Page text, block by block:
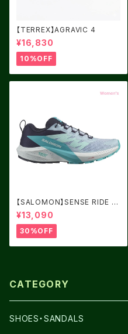
【TERREX】AGRAVIC 4
¥16,830
10%OFF
【SALOMON】SENSE RIDE 5
Women Cashmere Blue / C
arbon / Peacock Blue
¥13,090
30%OFF
CATEGORY
SHOES・SANDALS